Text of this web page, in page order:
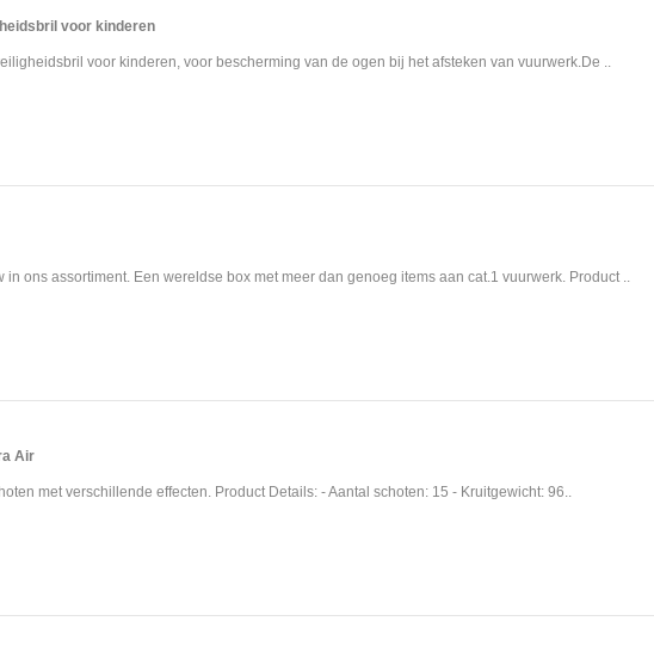
voor kinderen
voor kinderen, voor bescherming van de ogen bij het afsteken van vuurwerk. ​De ..
in ons assortiment. Een wereldse box met meer dan genoeg items aan cat.1 vuurwerk. Product ..
Air
met verschillende effecten. Product Details: - Aantal schoten: 15 - Kruitgewicht: 96..